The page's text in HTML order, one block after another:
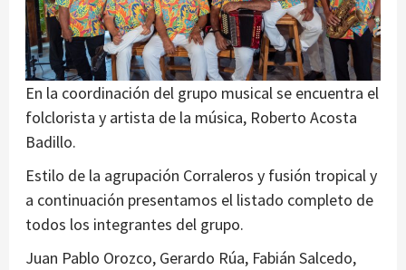
En la coordinación del grupo musical se encuentra el
folclorista y artista de la música, Roberto Acosta
Badillo.
Estilo de la agrupación Corraleros y fusión tropical y
a continuación presentamos el listado completo de
todos los integrantes del grupo.
Juan Pablo Orozco, Gerardo Rúa, Fabián Salcedo,